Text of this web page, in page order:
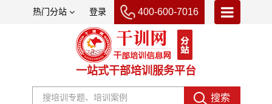
培训基地
热门分站 登录 400-600-7016
一站式干部培训服务平台
搜索